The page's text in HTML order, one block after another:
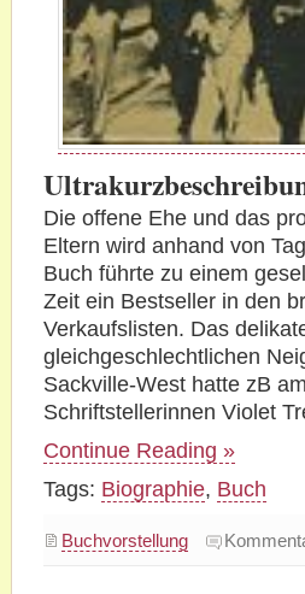
Die offene Ehe und das
Eltern wird anhand von
Buch führte zu einem
Zeit ein Bestseller in den
Verkaufslisten. Das
gleichgeschlechtlichen
Sackville-West hatte zB
Schriftstellerinnen Violet
Continue Reading »
Tags: Biographie, Buch
Buchvorstellung